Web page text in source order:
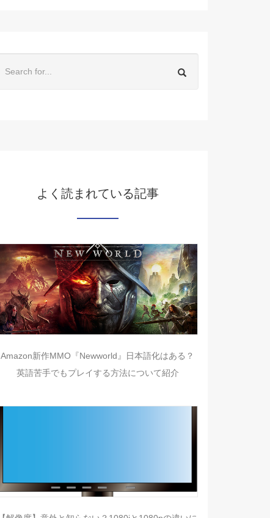
よく読まれている記事
Amazon新作MMO『Newworld』日本語化はある？
英語苦手でもプレイする方法について紹介